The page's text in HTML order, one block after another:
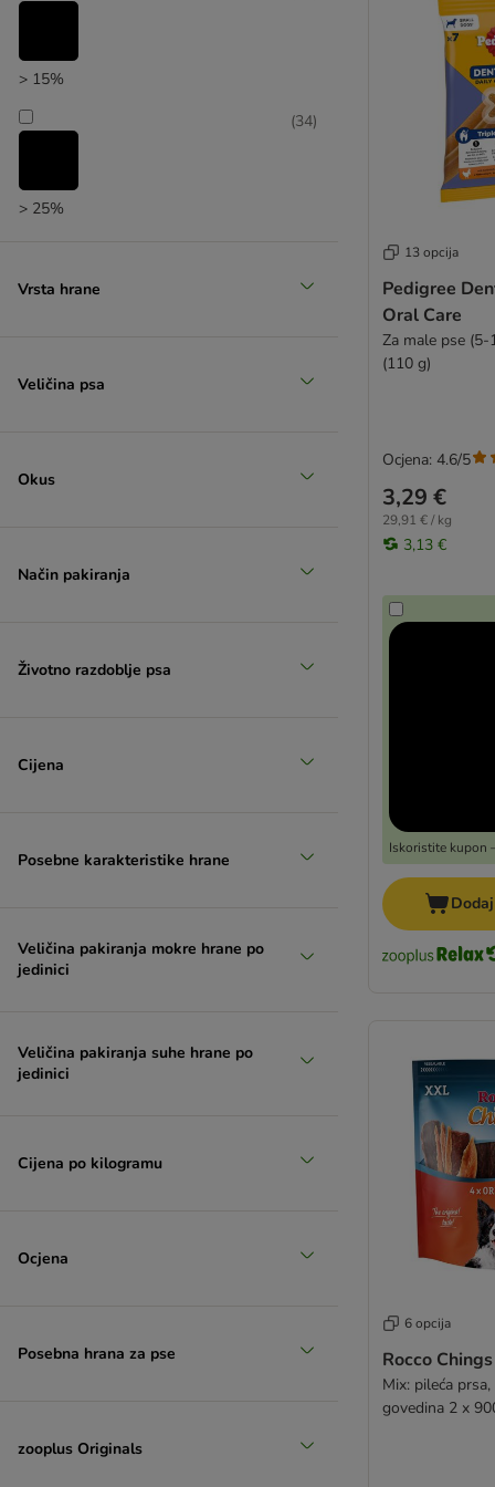
> 15%
> 25%
(34)
Vrsta hrane
Veličina psa
Okus
Način pakiranja
Životno razdoblje psa
Cijena
Posebne karakteristike hrane
Veličina pakiranja mokre hrane po
jedinici
Veličina pakiranja suhe hrane po
jedinici
Cijena po kilogramu
Ocjena
Posebna hrana za pse
zooplus Originals
13 opcija
Pedigree
Oral Care
Za male pse
(110 g)
3,29 €
29,91 € / kg
3,13 €
Iskoristite kupon
Ocjena: 4.6/5
6 opcija
Rocco
Mix: pileća
govedina 2 x